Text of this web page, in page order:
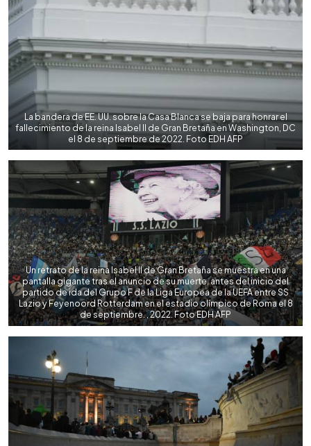
La bandera de EE. UU. sobre la Casa Blanca se baja para honrar el
fallecimiento de la reina Isabel II de Gran Bretaña en Washington, DC
el 8 de septiembre de 2022. Foto EDH AFP
Un retrato de la reina Isabel II de Gran Bretaña se muestra en una
pantalla gigante tras el anuncio de su muerte, antes del inicio del
partido de ida del Grupo F de la Liga Europea de la UEFA entre SS
Lazio y Feyenoord Rotterdam en el estadio olímpico de Roma el 8
de septiembre. , 2022. Foto EDH AFP